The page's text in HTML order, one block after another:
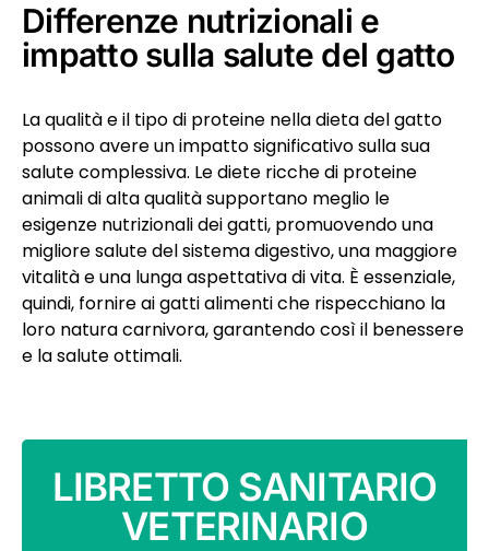
Differenze nutrizionali e
impatto sulla salute del gatto
La qualità e il tipo di proteine nella dieta del gatto
possono avere un impatto significativo sulla sua
salute complessiva. Le diete ricche di proteine
animali di alta qualità supportano meglio le
esigenze nutrizionali dei gatti, promuovendo una
migliore salute del sistema digestivo, una maggiore
vitalità e una lunga aspettativa di vita. È essenziale,
quindi, fornire ai gatti alimenti che rispecchiano la
loro natura carnivora, garantendo così il benessere
e la salute ottimali.
LIBRETTO SANITARIO
VETERINARIO